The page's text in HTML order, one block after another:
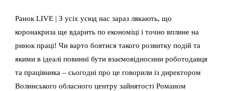
Ранок LIVE | З усіх усюд нас зараз лякають, що
коронакриза ще вдарить по економіці і точно вплине на
ринок праці! Чи варто боятися такого розвитку подій та
якими в ідеалі повинні бути взаємовідносини роботодавця
та працівника – сьогодні про це говорили із директором
Волинського обласного центру зайнятості Романом